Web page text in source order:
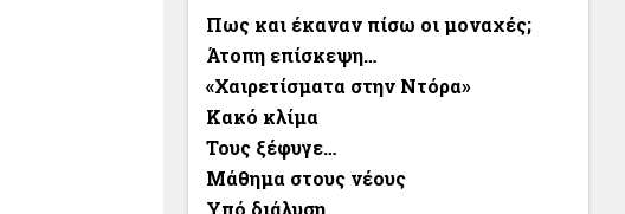
Πως και έκαναν πίσω οι μοναχές;
Άτοπη επίσκεψη…
«Χαιρετίσματα στην Ντόρα»
Κακό κλίμα
Τους ξέφυγε…
Μάθημα στους νέους
Υπό διάλυση